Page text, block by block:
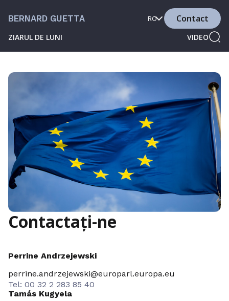
BERNARD GUETTA
ZIARUL DE LUNI VIDEO
RO Contact
Contactați-ne
Perrine Andrzejewski
perrine.andrzejewski@europarl.europa.eu
Tel: 00 32 2 283 85 40
Tamás Kugyela